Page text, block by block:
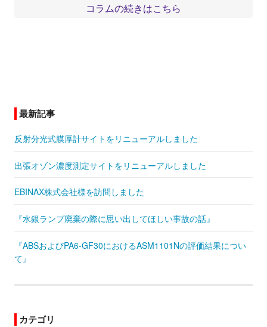
コラムの続きはこちら
最新記事
反射分光式膜厚計サイトをリニューアルしました
出張オゾン濃度測定サイトをリニューアルしました
EBINAX株式会社様を訪問しました
『水銀ランプ廃棄の際に思い出してほしい事故の話』
『ABSおよびPA6-GF30におけるASM1101Nの評価結果につい
て』
カテゴリ